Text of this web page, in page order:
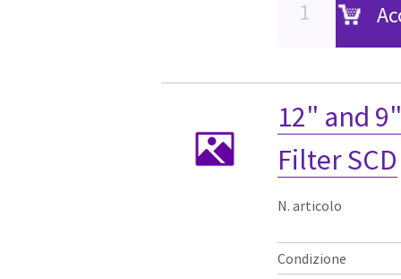
12" and
Filter SCD
N. articolo
Condizione